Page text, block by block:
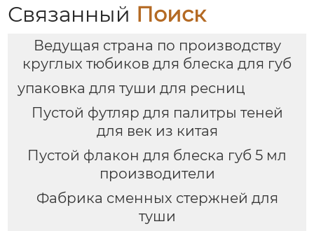
поставки с завода
Связанный Поиск
Ведущая страна по производству
круглых тюбиков для блеска для губ
упаковка для туши для ресниц
Пустой футляр для палитры теней
для век из китая
Пустой флакон для блеска губ 5 мл
производители
Фабрика сменных стержней для
туши